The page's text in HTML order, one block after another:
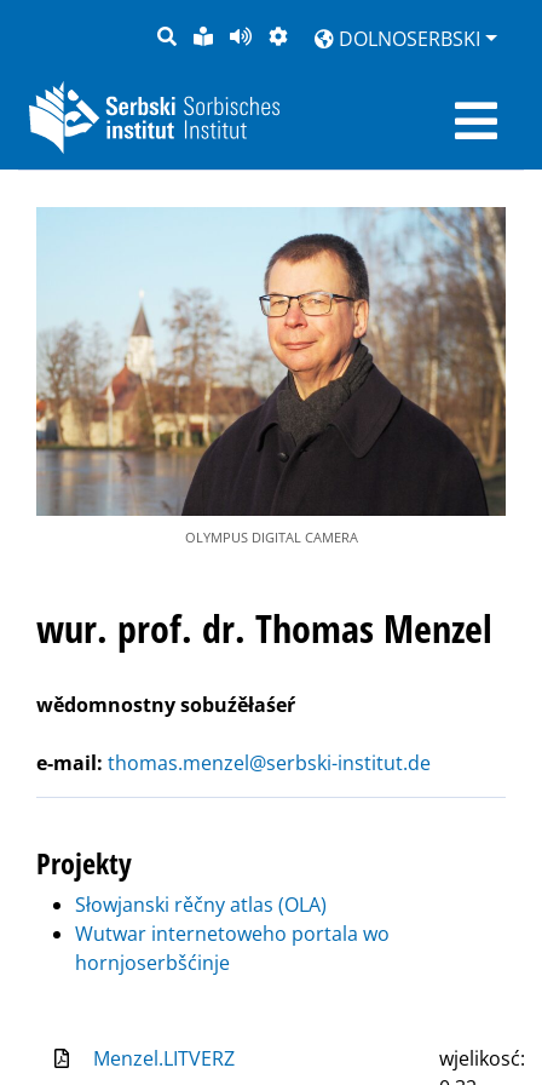
PYTANJE
LAŽKA
RĚC
BOK
PŚEDCYTAŚ
PŚEDSTAJENJE
DOLNOSERBSKI
OLYMPUS DIGITAL CAMERA
wur. prof. dr. Thomas Menzel
wědomnostny sobuźěłaśeŕ
e-mail: thomas.menzel@serbski-institut.de
Projekty
Słowjanski rěčny atlas (OLA)
Wutwar internetoweho portala wo
hornjoserbšćinje
Menzel.LITVERZ
wjelikosć: